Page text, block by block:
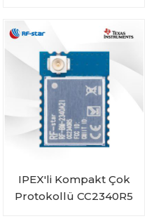
IPEX'li Kompakt Çok
Protokollü CC2340R5